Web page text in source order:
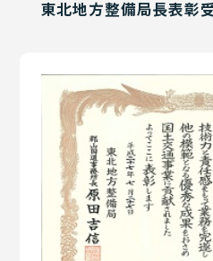
東北地方整備局長表彰